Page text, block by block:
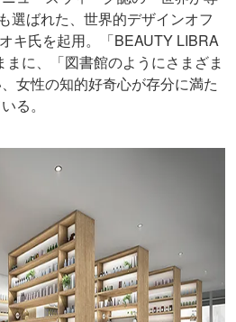
選ばれた、世界的デザインオフ
キ氏を起用。「BEAUTY LIBRA
に、「図書館のようにさまざま
女性の知的好奇心が存分に満た
る。